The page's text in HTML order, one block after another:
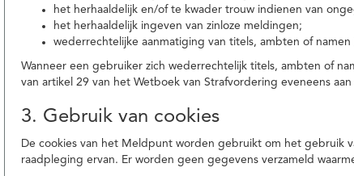
het herhaaldelijk en/of te kwader trouw indienen van
het herhaaldelijk ingeven van zinloze meldingen;
wederrechtelijke aanmatiging van titels, ambten of
Wanneer een gebruiker zich wederrechtelijk titels, ambten of
van artikel 29 van het Wetboek van Strafvordering eveneens
3. Gebruik van cookies
De cookies van het Meldpunt worden gebruikt om het gebruik
raadpleging ervan. Er worden geen gegevens verzameld